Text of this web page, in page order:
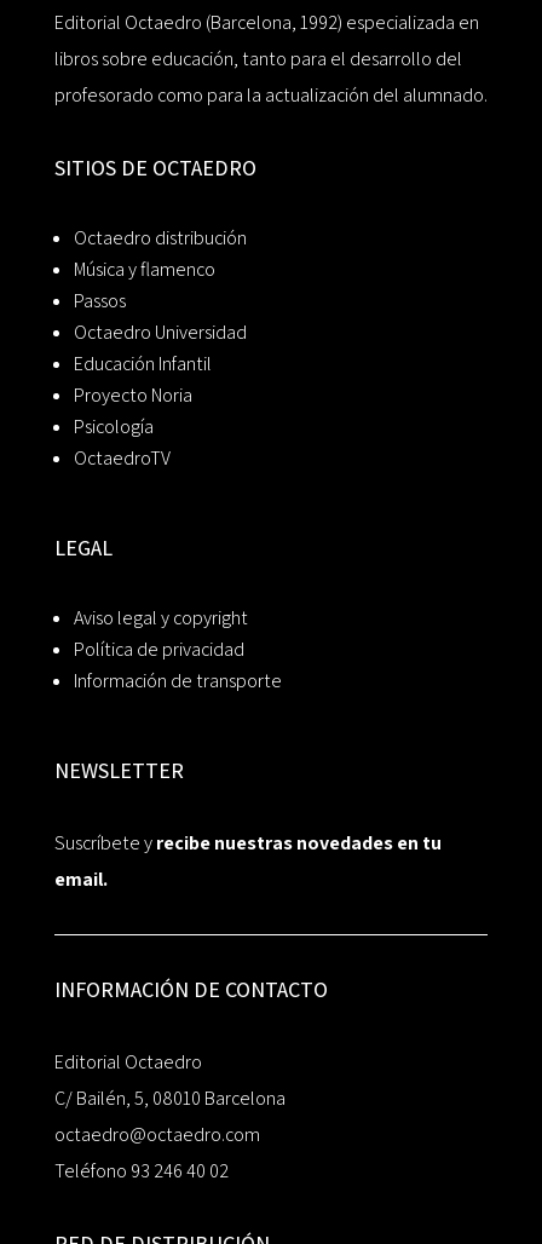
Editorial Octaedro (Barcelona, 1992) especializada en
libros sobre educación, tanto para el desarrollo del
profesorado como para la actualización del alumnado.
SITIOS DE OCTAEDRO
Octaedro distribución
Música y flamenco
Passos
Octaedro Universidad
Educación Infantil
Proyecto Noria
Psicología
OctaedroTV
LEGAL
Aviso legal y copyright
Política de privacidad
Información de transporte
NEWSLETTER
Suscríbete yrecibe nuestras novedades en tu
email.
INFORMACIÓN DE CONTACTO
Editorial Octaedro
C/ Bailén, 5, 08010 Barcelona
octaedro@octaedro.com
Teléfono 93 246 40 02